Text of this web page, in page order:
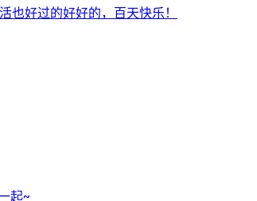
好过的好好的，百天快乐！
起~